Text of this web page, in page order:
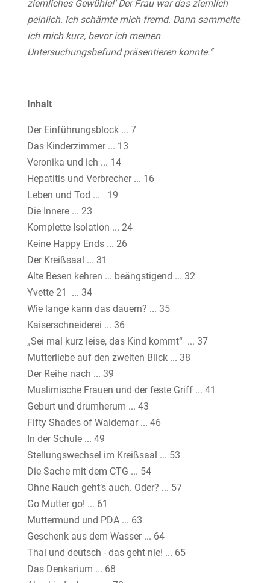
ziemliches Gewühle!‘ Der Frau war das ziemlich
peinlich. Ich schämte mich fremd. Dann sammelte
ich mich kurz, bevor ich meinen
Untersuchungsbefund präsentieren konnte.“
Inhalt
Der Einführungsblock ... 7
Das Kinderzimmer ... 13
Veronika und ich ... 14
Hepatitis und Verbrecher ... 16
Leben und Tod ... 19
Die Innere ... 23
Komplette Isolation ... 24
Keine Happy Ends ... 26
Der Kreißsaal ... 31
Alte Besen kehren ... beängstigend ... 32
Yvette 21 ... 34
Wie lange kann das dauern? ... 35
Kaiserschneiderei ... 36
„Sei mal kurz leise, das Kind kommt“ ... 37
Mutterliebe auf den zweiten Blick ... 38
Der Reihe nach ... 39
Muslimische Frauen und der feste Griff ... 41
Geburt und drumherum ... 43
Fifty Shades of Waldemar ... 46
In der Schule ... 49
Stellungswechsel im Kreißsaal ... 53
Die Sache mit dem CTG ... 54
Ohne Rauch geht’s auch. Oder? ... 57
Go Mutter go! ... 61
Muttermund und PDA ... 63
Geschenk aus dem Wasser ... 64
Thai und deutsch - das geht nie! ... 65
Das Denkarium ... 68